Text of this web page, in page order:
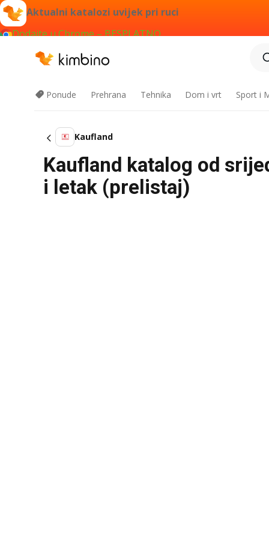
Aktualni katalozi uvijek pri ruci
Dodajte u Chrome – BESPLATNO
Ponude Prehrana Tehnika Dom i vrt Sport i
Kaufland
Kaufland katalog od
i letak (prelistaj)